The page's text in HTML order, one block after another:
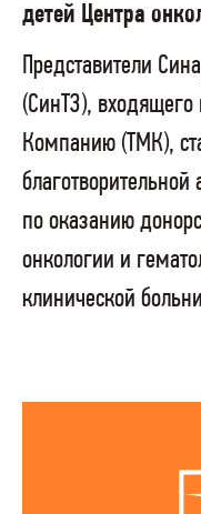
детей Центра
Представители
(СинТЗ), входящего
Компанию (ТМК),
по оказанию
онкологии и
клинической